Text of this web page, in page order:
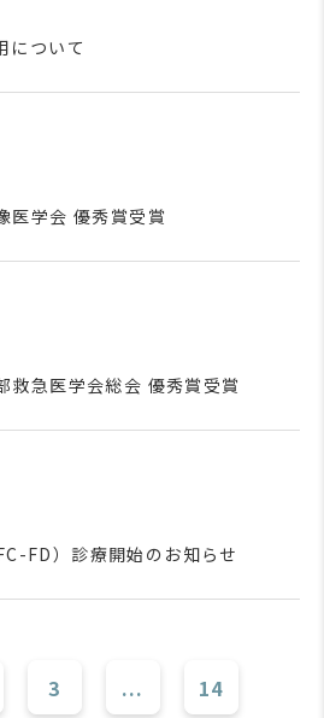
について
医学会 優秀賞受賞
救急医学会総会 優秀賞受賞
FD）診療開始のお知らせ
3 ... 14